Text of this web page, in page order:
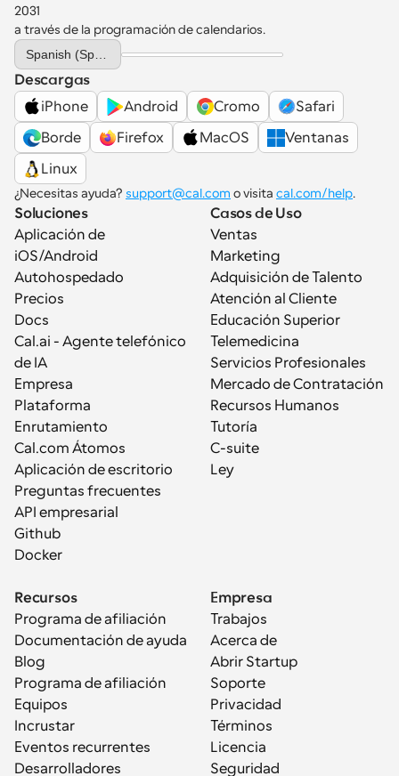
2031
a través de la programación de calendarios.
Select Language
Descargas
iPhone
Android Cromo
Safari
Borde
Firefox MacOS
Ventanas
Linux
¿Necesitas ayuda? support@cal.com o visita cal.com/help.
Soluciones
Aplicación de
iOS/Android
Autohospedado
Precios
Docs
Cal.ai - Agente telefónico
de IA
Empresa
Plataforma
Enrutamiento
Cal.com Átomos
Aplicación de escritorio
Preguntas frecuentes
API empresarial
Github
Docker
Casos de Uso
Ventas
Marketing
Adquisición de Talento
Atención al Cliente
Educación Superior
Telemedicina
Servicios Profesionales
Mercado de Contratación
Recursos Humanos
Tutoría
C-suite
Ley
Recursos
Programa de afiliación
Documentación de ayuda
Blog
Programa de afiliación
Equipos
Incrustar
Eventos recurrentes
Desarrolladores
Empresa
Trabajos
Acerca de
Abrir Startup
Soporte
Privacidad
Términos
Licencia
Seguridad